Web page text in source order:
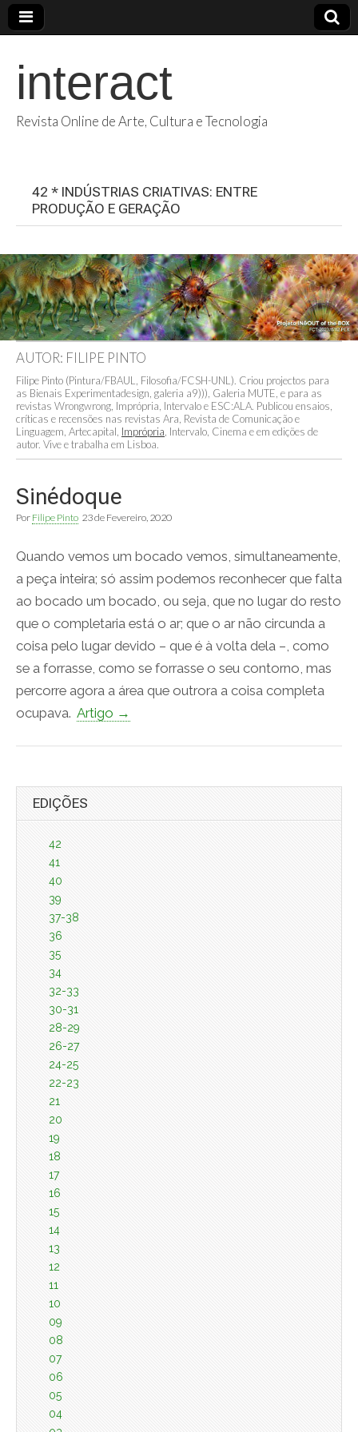
interact
Revista Online de Arte, Cultura e Tecnologia
42 * INDÚSTRIAS CRIATIVAS: ENTRE
PRODUÇÃO E GERAÇÃO
AUTOR: FILIPE PINTO
Filipe Pinto (Pintura/FBAUL, Filosofia/FCSH-UNL). Criou projectos para
as Bienais Experimentadesign, galeria a9))), Galeria MUTE, e para as
revistas Wrongwrong, Imprópria, Intervalo e ESC:ALA. Publicou ensaios,
críticas e recensões nas revistas Ara, Revista de Comunicação e
Linguagem, Artecapital, Imprópria , Intervalo, Cinema e em edições de
autor. Vive e trabalha em Lisboa.
Sinédoque
Por Filipe Pinto 23 de Fevereiro, 2020
Quando vemos um bocado vemos, simultaneamente,
a peça inteira; só assim podemos reconhecer que falta
ao bocado um bocado, ou seja, que no lugar do resto
que o completaria está o ar; que o ar não circunda a
coisa pelo lugar devido – que é à volta dela –, como
se a forrasse, como se forrasse o seu contorno, mas
percorre agora a área que outrora a coisa completa
ocupava. Artigo →
EDIÇÕES
42
41
40
39
37-38
36
35
34
32-33
30-31
28-29
26-27
24-25
22-23
21
20
19
18
17
16
15
14
13
12
11
10
09
08
07
06
05
04